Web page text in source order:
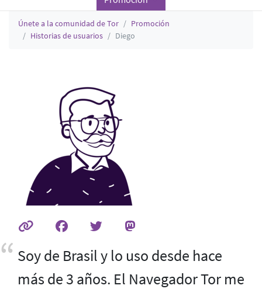
Únete a la comunidad de Tor
Promoción
Historias de usuarios
Diego
Soy de Brasil y lo uso desde hace
más de 3 años. El Navegador Tor me